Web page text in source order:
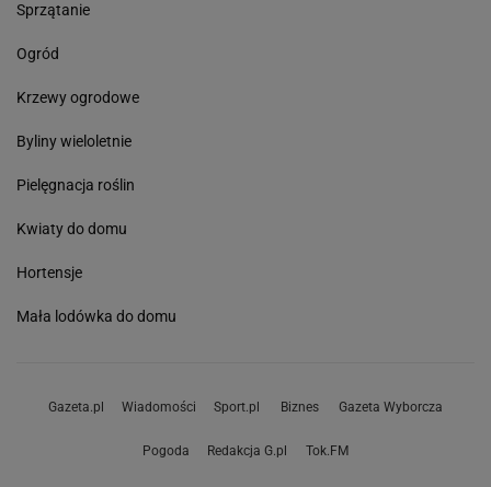
Sprzątanie
Ogród
Krzewy ogrodowe
Byliny wieloletnie
Pielęgnacja roślin
Kwiaty do domu
Hortensje
Mała lodówka do domu
Gazeta.pl Wiadomości Sport.pl Biznes Gazeta Wyborcza
Pogoda Redakcja G.pl Tok.FM